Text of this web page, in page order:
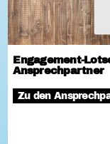
Engagement-
Ansprechpartner
Zu den